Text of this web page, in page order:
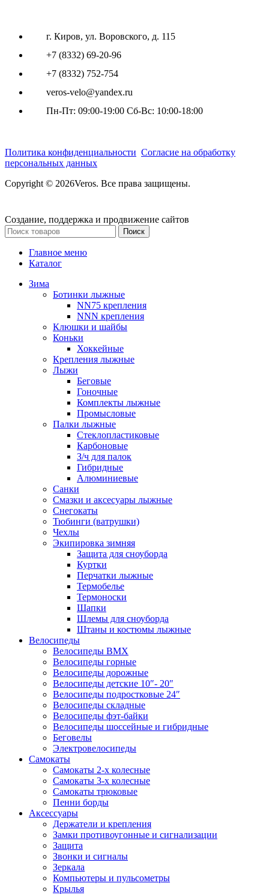
г. Киров, ул. Воровского, д. 115
+7 (8332) 69-20-96
+7 (8332) 752-754
veros-velo@yandex.ru
Пн-Пт: 09:00-19:00 Сб-Вс: 10:00-18:00
Политика конфиденциальности Согласие на обработку
персональных данных
Copyright © 2026Veros. Все права защищены.
Создание, поддержка и продвижение сайтов
Поиск
Главное меню
Каталог
Зима
Ботинки лыжные
NN75 крепления
NNN крепления
Клюшки и шайбы
Коньки
Хоккейные
Крепления лыжные
Лыжи
Беговые
Гоночные
Комплекты лыжные
Промысловые
Палки лыжные
Стеклопластиковые
Карбоновые
З/ч для палок
Гибридные
Алюминиевые
Санки
Смазки и аксесуары лыжные
Снегокаты
Тюбинги (ватрушки)
Чехлы
Экипировка зимняя
Защита для сноуборда
Куртки
Перчатки лыжные
Термобелье
Термоноски
Шапки
Шлемы для сноуборда
Штаны и костюмы лыжные
Велосипеды
Велосипеды BMX
Велосипеды горные
Велосипеды дорожные
Велосипеды детские 10″- 20″
Велосипеды подростковые 24″
Велосипеды складные
Велосипеды фэт-байки
Велосипеды шоссейные и гибридные
Беговелы
Электровелосипеды
Самокаты
Самокаты 2-х колесные
Самокаты 3-х колесные
Самокаты трюковые
Пенни борды
Аксессуары
Держатели и крепления
Замки противоугонные и сигнализации
Защита
Звонки и сигналы
Зеркала
Компьютеры и пульсометры
Крылья